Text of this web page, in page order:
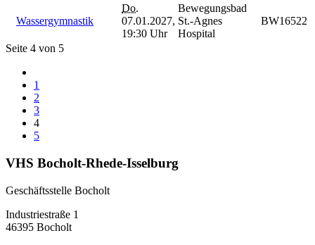
Wassergymnastik
Do.
07.01.2027,
19:30 Uhr
Bewegungsbad
St.-Agnes
Hospital
BW16522
Seite 4 von 5
1
2
3
4
5
VHS Bocholt-Rhede-Isselburg
Geschäftsstelle Bocholt
Industriestraße 1
46395 Bocholt